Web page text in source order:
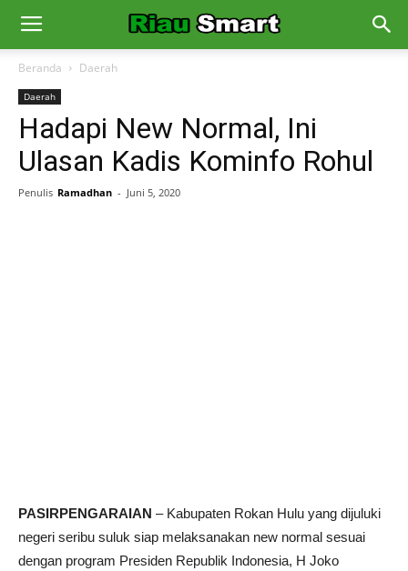
Beranda Daerah
Daerah
Hadapi New Normal, Ini
Ulasan Kadis Kominfo Rohul
Penulis Ramadhan - Juni 5, 2020
PASIRPENGARAIAN – Kabupaten Rokan Hulu yang dijuluki
negeri seribu suluk siap melaksanakan new normal sesuai
dengan program Presiden Republik Indonesia, H Joko